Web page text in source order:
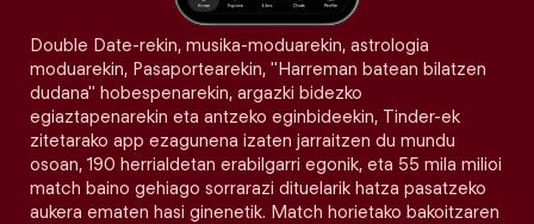
Double Date-rekin, musika-moduarekin, astrologia
moduarekin, Pasaportearekin, "Harreman batean bilatzen
dudana" hobespenarekin, argazki bidezko
egiaztapenarekin eta antzeko eginbideekin, Tinder-ek
zitetarako app ezagunena izaten jarraitzen du mundu
osoan, 190 herrialdetan erabilgarri egonik, eta 55 mila milioi
match baino gehiago sorrarazi dituelarik hatza pasatzeko
aukera ematen hasi ginenetik. Match horietako bakoitzaren